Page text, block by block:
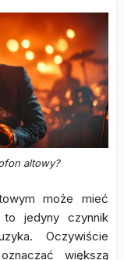
altowy?
może mieć
jedyny czynnik
Oczywiście
większą